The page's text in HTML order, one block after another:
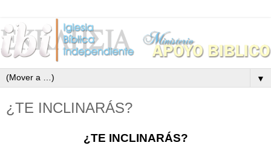
▼
¿TE INCLINARÁS?
¿TE INCLINARÁS?